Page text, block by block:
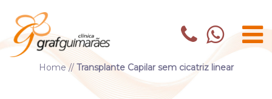
Home // Transplante Capilar sem cicatriz linear